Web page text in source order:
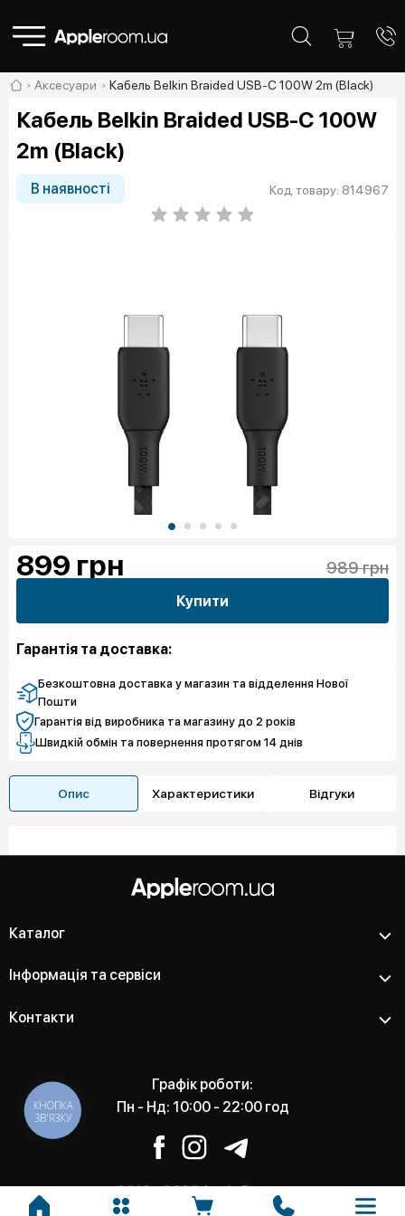
Аксесуари Кабель Belkin Braided USB-C 100W 2m (Black)
Кабель Belkin Braided USB-C 100W
2m (Black)
В наявності Код товару: 814967
899 грн 989 грн
Купити
Гарантія та доставка:
Безкоштовна доставка у магазин та відделення Нової
Пошти
Гарантія від виробника та магазину до 2 років
Швидкій обмін та повернення протягом 14 днів
Опис Характеристики Відгуки
Каталог
Інформація та сервіси
Контакти
Графік роботи:
Пн - Нд: 10:00 - 22:00 год
2012 - 2026 Apple Room -
КНОПКА
ЗВ'ЯЗКУ